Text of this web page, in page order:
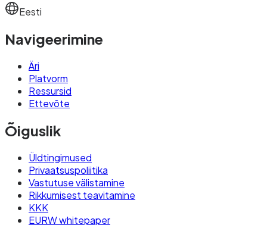
Eesti
Navigeerimine
Äri
Platvorm
Ressursid
Ettevõte
Õiguslik
Üldtingimused
Privaatsuspoliitika
Vastutuse välistamine
Rikkumisest teavitamine
KKK
EURW whitepaper